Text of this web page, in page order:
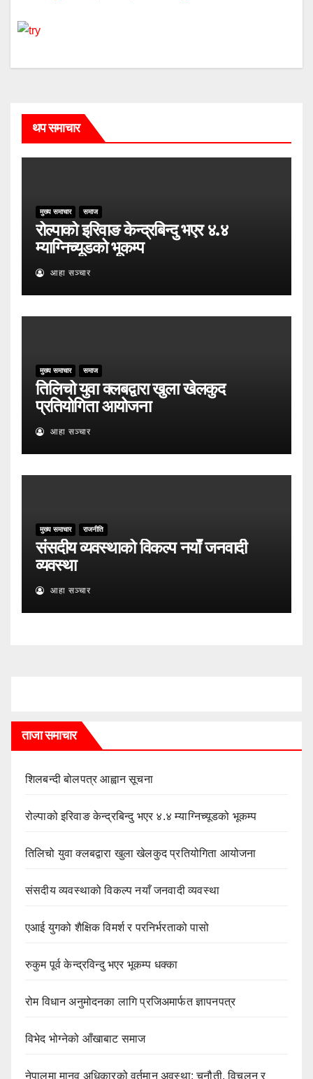
थप समाचार
मुख्य समाचार समाज
रोल्पाको इरिवाङ केन्द्रबिन्दु भएर ४.४
म्याग्निच्यूडको भूकम्प
आहा सञ्चार
मुख्य समाचार समाज
तिलिचो युवा क्लबद्वारा खुला खेलकुद
प्रतियोगिता आयोजना
आहा सञ्चार
मुख्य समाचार राजनीति
संसदीय व्यवस्थाको विकल्प नयाँ जनवादी
व्यवस्था
आहा सञ्चार
ताजा समाचार
शिलबन्दी बोलपत्र आह्वान सूचना
रोल्पाको इरिवाङ केन्द्रबिन्दु भएर ४.४ म्याग्निच्यूडको भूकम्प
तिलिचो युवा क्लबद्वारा खुला खेलकुद प्रतियोगिता आयोजना
संसदीय व्यवस्थाको विकल्प नयाँ जनवादी व्यवस्था
एआई युगको शैक्षिक विमर्श र परनिर्भरताको पासो
रुकुम पूर्व केन्द्रविन्दु भएर भूकम्प धक्का
रोम विधान अनुमोदनका लागि प्रजिअमार्फत ज्ञापनपत्र
विभेद भोग्नेको आँखाबाट समाज
नेपालमा मानव अधिकारको वर्तमान अवस्था: चुनौती, विचलन र